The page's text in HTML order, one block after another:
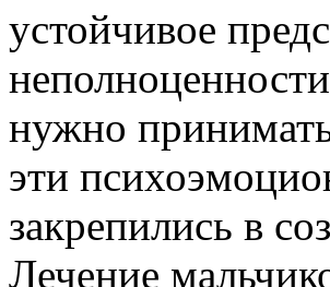
устойчивое
нужно
эти
закрепились в
Лечение